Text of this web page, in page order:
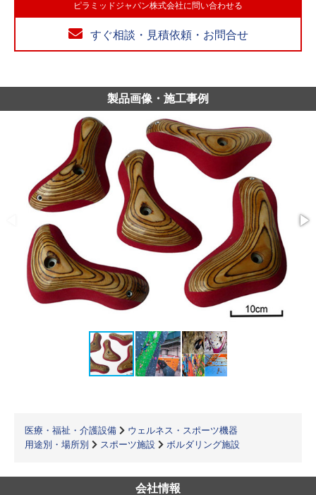
ピラミッドジャパン株式会社に問い合わせる
すぐ相談・見積依頼・お問合せ
製品画像・施工事例
医療・福祉・介護設備
ウェルネス・スポーツ機器
用途別・場所別
スポーツ施設 ボルダリング施設
会社情報